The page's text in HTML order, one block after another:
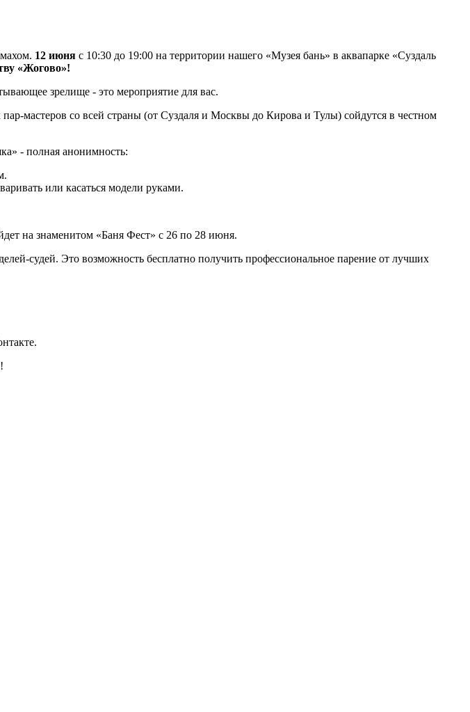
12 июня с 10:30 до 19:00 на территории нашего «Музея бань» в аквапарке «Суздаль
«Жогово»!
зрелище - это мероприятие для вас.
мастеров со всей страны (от Суздаля и Москвы до Кирова и Тулы) сойдутся в честном
- полная анонимность:
или касаться модели руками.
на знаменитом «Баня Фест» с 26 по 28 июня.
судей. Это возможность бесплатно получить профессиональное парение от лучших